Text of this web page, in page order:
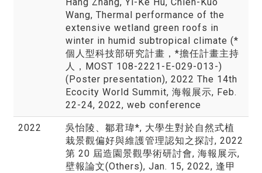
Wang, Thermal performance of the
extensive wetland green roofs in
winter in humid subtropical climate (*
個人型科技部研究計畫，*擔任計畫主持
人，MOST 108-2221-E-029-013-)
(Poster presentation), 2022 The 14th
Ecocity World Summit, 海報展示, Feb.
22-24, 2022, web conference
2022
吳怡陵、鄒君瑋*, 大學生對於自然式植
栽景觀偏好與維護管理認知之探討, 2022
第 20 屆造園景觀學術研討會, 海報展示,
壁報論文(Others), Jan. 15, 2022, 逢甲